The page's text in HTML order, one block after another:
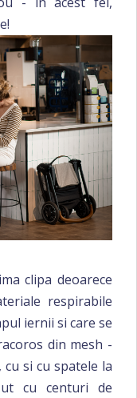
clipa deoarece
respirabile
iernii si care se
din mesh -
si cu spatele la
cu centuri de